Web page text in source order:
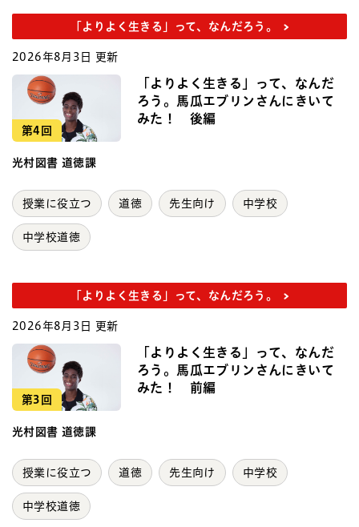
「よりよく生きる」って、なんだろう。
2026年8月3日 更新
第4回
「よりよく生きる」って、なんだ
ろう。馬瓜エブリンさんにきいて
みた！ 後編
光村図書 道徳課
授業に役立つ 道徳 先生向け 中学校
中学校道徳
「よりよく生きる」って、なんだろう。
2026年8月3日 更新
第3回
「よりよく生きる」って、なんだ
ろう。馬瓜エブリンさんにきいて
みた！ 前編
光村図書 道徳課
授業に役立つ 道徳 先生向け 中学校
中学校道徳